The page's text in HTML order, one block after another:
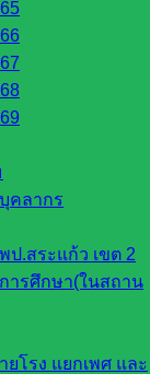
คลากร
ป.สระแก้ว เขต 2
ารศึกษา(ในสถาน
โรง แยกเพศ และ